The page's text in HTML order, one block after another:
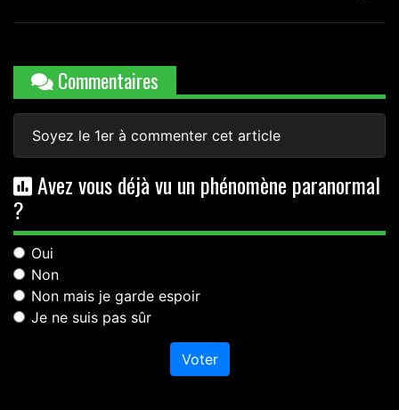
Commentaires
Soyez le 1er à commenter cet article
Avez vous déjà vu un phénomène paranormal
?
Oui
Non
Non mais je garde espoir
Je ne suis pas sûr
Voter